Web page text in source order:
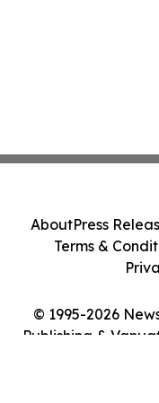
© 1995-2026
Publishing &
AboutPress
Terms &